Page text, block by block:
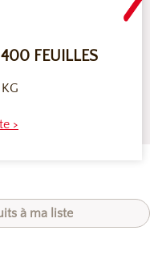
FEUILLES
>
à ma liste